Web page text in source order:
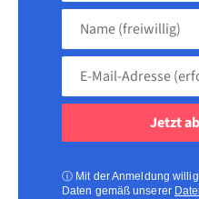
Name
(freiwillig)
Adresse
ⓘ Mit der Anmeldung
Daten gemäß unserer